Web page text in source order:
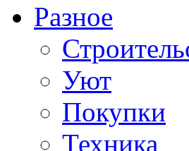
Разное
Уют
Покупки
Техника